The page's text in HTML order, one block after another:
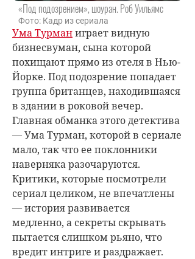
«Под подозрением», шоуран. Роб Уильямс
Фото: Кадр из сериала
Ума Турманиграет видную
бизнесвуман, сына которой
похищают прямо из отеля в Нью-
Йорке. Под подозрение попадает
группа британцев, находившаяся
в здании в роковой вечер.
Главная обманка этого детектива
— Ума Турман, которой в сериале
мало, так что ее поклонники
наверняка разочаруются.
Критики, которые посмотрели
сериал целиком, не впечатлены
— история развивается
медленно, а секреты скрывать
пытается слишком рьяно, что
вредит интриге и раздражает.